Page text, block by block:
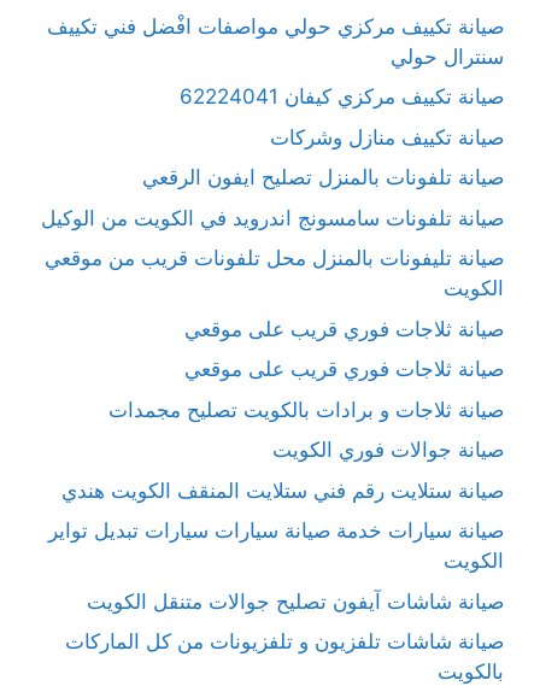
صيانة تكييف مركزي حولي مواصفات افْضل فني تكييف
سنترال حولي
صيانة تكييف مركزي كيفان 62224041
صيانة تكييف منازل وشركات
صيانة تلفونات بالمنزل تصليح ايفون الرقعي
صيانة تلفونات سامسونج اندرويد في الكويت من الوكيل
صيانة تليفونات بالمنزل محل تلفونات قريب من موقعي
الكويت
صيانة ثلاجات فوري قريب على موقعي
صيانة ثلاجات فوري قريب على موقعي
صيانة ثلاجات و برادات بالكويت تصليح مجمدات
صيانة جوالات فوري الكويت
صيانة ستلايت رقم فني ستلايت المنقف الكويت هندي
صيانة سيارات خدمة صيانة سيارات سيارات تبديل تواير
الكويت
صيانة شاشات آيفون تصليح جوالات متنقل الكويت
صيانة شاشات تلفزيون و تلفزيونات من كل الماركات
بالكويت